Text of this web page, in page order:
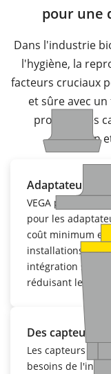
pour une
Dans l'industrie
l'hygiène, la
facteurs cruciaux
et sûre avec
propose des
pression
Adaptateurs
VEGA propose
pour les
coût minimum et
installations.
intégration
réduisant les
Des capteurs
Les capteurs
besoins de